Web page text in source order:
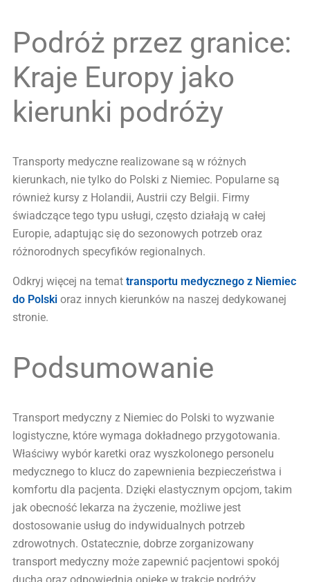
Podróż przez granice:
Kraje Europy jako
kierunki podróży
Transporty medyczne realizowane są w różnych
kierunkach, nie tylko do Polski z Niemiec. Popularne są
również kursy z Holandii, Austrii czy Belgii. Firmy
świadczące tego typu usługi, często działają w całej
Europie, adaptując się do sezonowych potrzeb oraz
różnorodnych specyfików regionalnych.
Odkryj więcej na temat transportu medycznego z Niemiec
do Polski oraz innych kierunków na naszej dedykowanej
stronie.
Podsumowanie
Transport medyczny z Niemiec do Polski to wyzwanie
logistyczne, które wymaga dokładnego przygotowania.
Właściwy wybór karetki oraz wyszkolonego personelu
medycznego to klucz do zapewnienia bezpieczeństwa i
komfortu dla pacjenta. Dzięki elastycznym opcjom, takim
jak obecność lekarza na życzenie, możliwe jest
dostosowanie usług do indywidualnych potrzeb
zdrowotnych. Ostatecznie, dobrze zorganizowany
transport medyczny może zapewnić pacjentowi spokój